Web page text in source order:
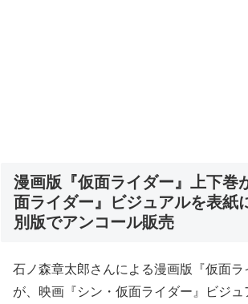
漫画版『仮面ライダー』上下巻
面ライダー』ビジュアルを表紙
別版でアンコール販売
石ノ森章太郎さんによる漫画版『仮面ラ
が、映画『シン・仮面ライダー』ビジュ